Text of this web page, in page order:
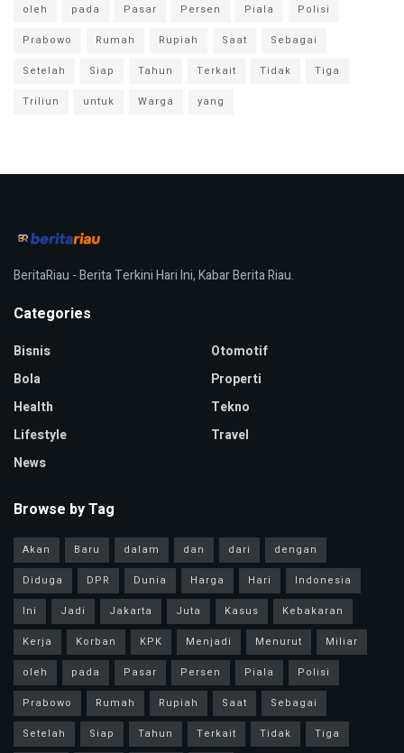
oleh
pada Pasar Persen Piala
Polisi
Prabowo
Rumah Rupiah Saat
Sebagai
Setelah
Siap Tahun Terkait Tidak
Tiga
Triliun
untuk Warga yang
BeritaRiau - Berita Terkini Hari Ini, Kabar Berita Riau.
Categories
Bisnis
Bola
Health
Lifestyle
News
Otomotif
Properti
Tekno
Travel
Browse by Tag
Akan Baru dalam dan dari
dengan
Diduga
DPR Dunia Harga Hari
Indonesia
Ini
Jadi Jakarta Juta Kasus
Kebakaran
Kerja
Korban KPK Menjadi Menurut
Miliar
oleh
pada Pasar Persen Piala
Polisi
Prabowo
Rumah Rupiah Saat
Sebagai
Setelah
Siap Tahun Terkait Tidak Tiga